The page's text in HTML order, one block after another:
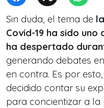
Sin duda, el tema de
Covid-19 ha sido uno
ha despertado
generando debates
en contra. Es por
decidido contar su
para concientizar a la